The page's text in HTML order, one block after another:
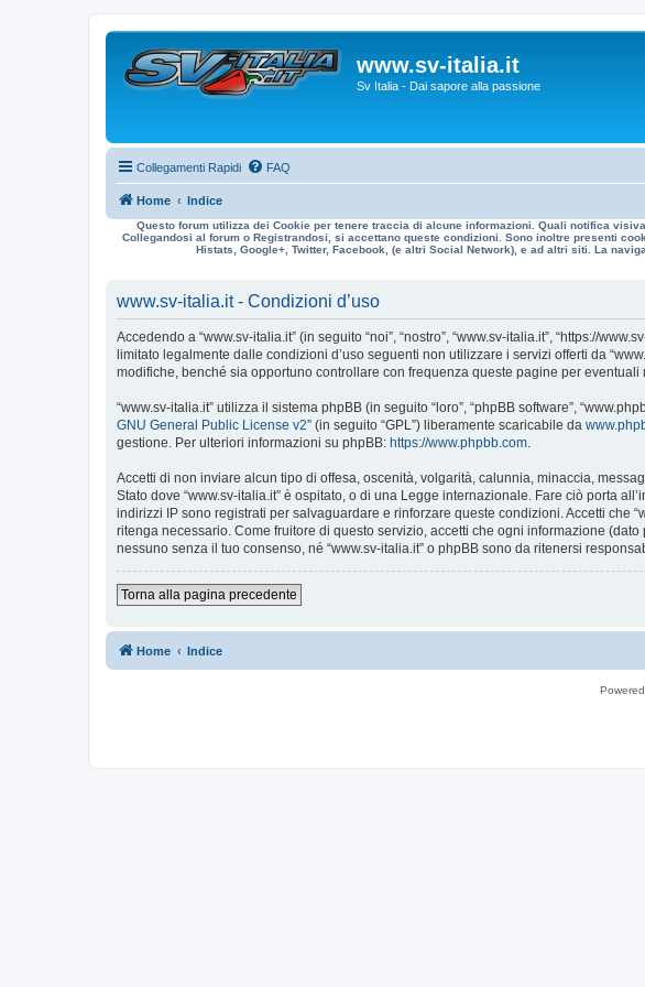
www.sv-italia.it
Sv Italia - Dai sapore alla passione
Collegamenti Rapidi FAQ
Home Indice
Questo forum utilizza dei Cookie per tenere traccia di alcune informazioni. Quali notifica
Collegandosi al forum o Registrandosi, si accettano queste condizioni. Sono inoltre presenti
Histats, Google+, Twitter, Facebook, (e altri Social Network), e ad altri siti. La
www.sv-italia.it - Condizioni d’uso
Accedendo a “www.sv-italia.it” (in seguito “noi”, “nostro”, “www.sv-italia.it”, “https://
limitato legalmente dalle condizioni d’uso seguenti non utilizzare i servizi offerti da
modifiche, benché sia opportuno controllare con frequenza queste pagine per
“www.sv-italia.it” utilizza il sistema phpBB (in seguito “loro”, “phpBB software”,
GNU General Public License v2” (in seguito “GPL”) liberamente scaricabile da
gestione. Per ulteriori informazioni su phpBB: https://www.phpbb.com.
Accetti di non inviare alcun tipo di offesa, oscenità, volgarità, calunnia, minaccia,
Stato dove “www.sv-italia.it” è ospitato, o di una Legge internazionale. Fare ciò porta
indirizzi IP sono registrati per salvaguardare e rinforzare queste condizioni. Accetti che
ritenga necessario. Come fruitore di questo servizio, accetti che ogni informazione
nessuno senza il tuo consenso, né “www.sv-italia.it” o phpBB sono da ritenersi
Torna alla pagina precedente
Home Indice